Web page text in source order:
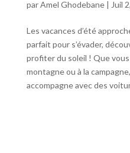
parAmel Ghodebane| Juil
Les vacances d’été
parfait pour s’évader,
profiter du soleil ! Que vous
montagne ou à la
accompagne avec des